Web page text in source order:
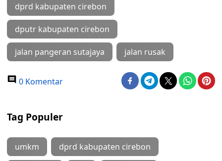
dprd kabupaten cirebon
dputr kabupaten cirebon
jalan pangeran sutajaya jalan rusak
0 Komentar
Tag Populer
umkm dprd kabupaten cirebon